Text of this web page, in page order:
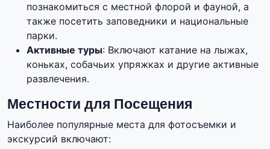
познакомиться с местной флорой и фауной, а
также посетить заповедники и национальные
парки.
Активные туры: Включают катание на лыжах,
коньках, собачьих упряжках и другие активные
развлечения.
Местности для Посещения
Наиболее популярные места для фотосъемки и
экскурсий включают: